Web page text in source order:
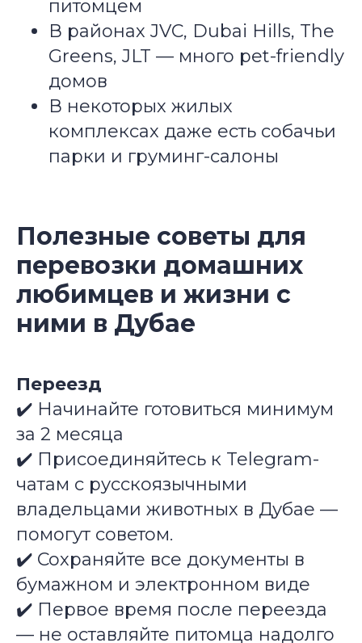
питомцем
В районах JVC, Dubai Hills, The
Greens, JLT — много pet-friendly
домов
В некоторых жилых
комплексах даже есть собачьи
парки и груминг-салоны
Полезные советы для
перевозки домашних
любимцев и жизни с
ними в Дубае
Переезд
✔️ Начинайте готовиться минимум
за 2 месяца
✔️ Присоединяйтесь к Telegram-
чатам с русскоязычными
владельцами животных в Дубае —
помогут советом.
✔️ Сохраняйте все документы в
бумажном и электронном виде
✔️ Первое время после переезда
— не оставляйте питомца надолго